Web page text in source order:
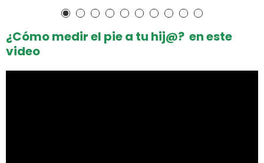
¿Cómo medir el pie a tu hij@? en este
video